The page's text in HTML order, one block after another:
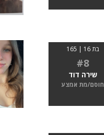
בת 16 | 165
#8
שירה דוד
חוסם/מת אמצע